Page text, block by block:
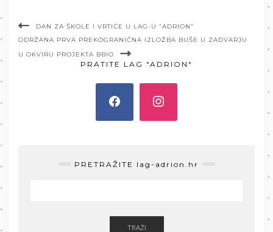
DAN ZA ŠKOLE I VRTIĆE U LAG-U “ADRION”
ODRŽANA PRVA PREKOGRANIČNA IZLOŽBA BUŠE U ZADVARJU
U OKVIRU PROJEKTA BBIO
PRATITE LAG "ADRION"
PRETRAŽITE lag-adrion.hr
TRAŽI